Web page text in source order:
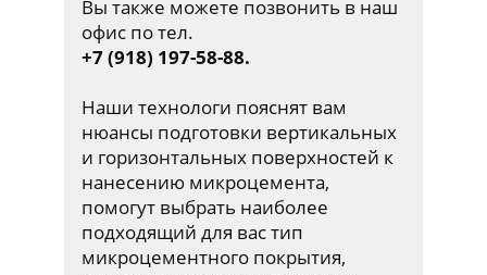
Вы также можете позвонить в наш
офис по тел.
+7 (918) 197-58-88.
Наши технологи пояснят вам
нюансы подготовки вертикальных
и горизонтальных поверхностей к
нанесению микроцемента,
помогут выбрать наиболее
подходящий для вас тип
микроцементного покрытия,